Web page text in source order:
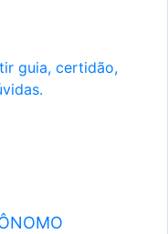
guia, certidão,